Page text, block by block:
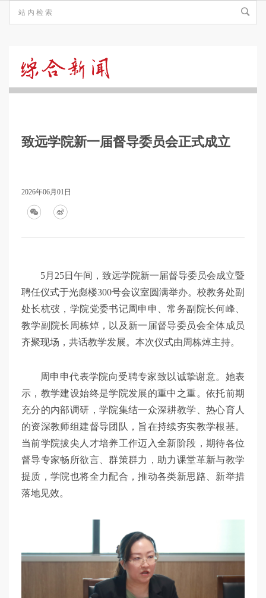
新
致远学院新一届督导委员会正式成立
2026年06月01日
5月25日午间，致远学院新一届督导委员会成立暨
聘任仪式于光彪楼300号会议室圆满举办。校教务处副
处长杭弢，学院党委书记周申申、常务副院长何峰、
教学副院长周栋焯，以及新一届督导委员会全体成员
齐聚现场，共话教学发展。本次仪式由周栋焯主持。
周申申代表学院向受聘专家致以诚挚谢意。她表
示，教学建设始终是学院发展的重中之重。依托前期
充分的内部调研，学院集结一众深耕教学、热心育人
的资深教师组建督导团队，旨在持续夯实教学根基。
当前学院拔尖人才培养工作迈入全新阶段，期待各位
督导专家畅所欲言、群策群力，助力课堂革新与教学
提质，学院也将全力配合，推动各类新思路、新举措
落地见效。